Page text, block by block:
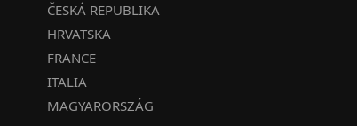
ČESKÁ REPUBLIKA
HRVATSKA
FRANCE
ITALIA
MAGYARORSZÁG